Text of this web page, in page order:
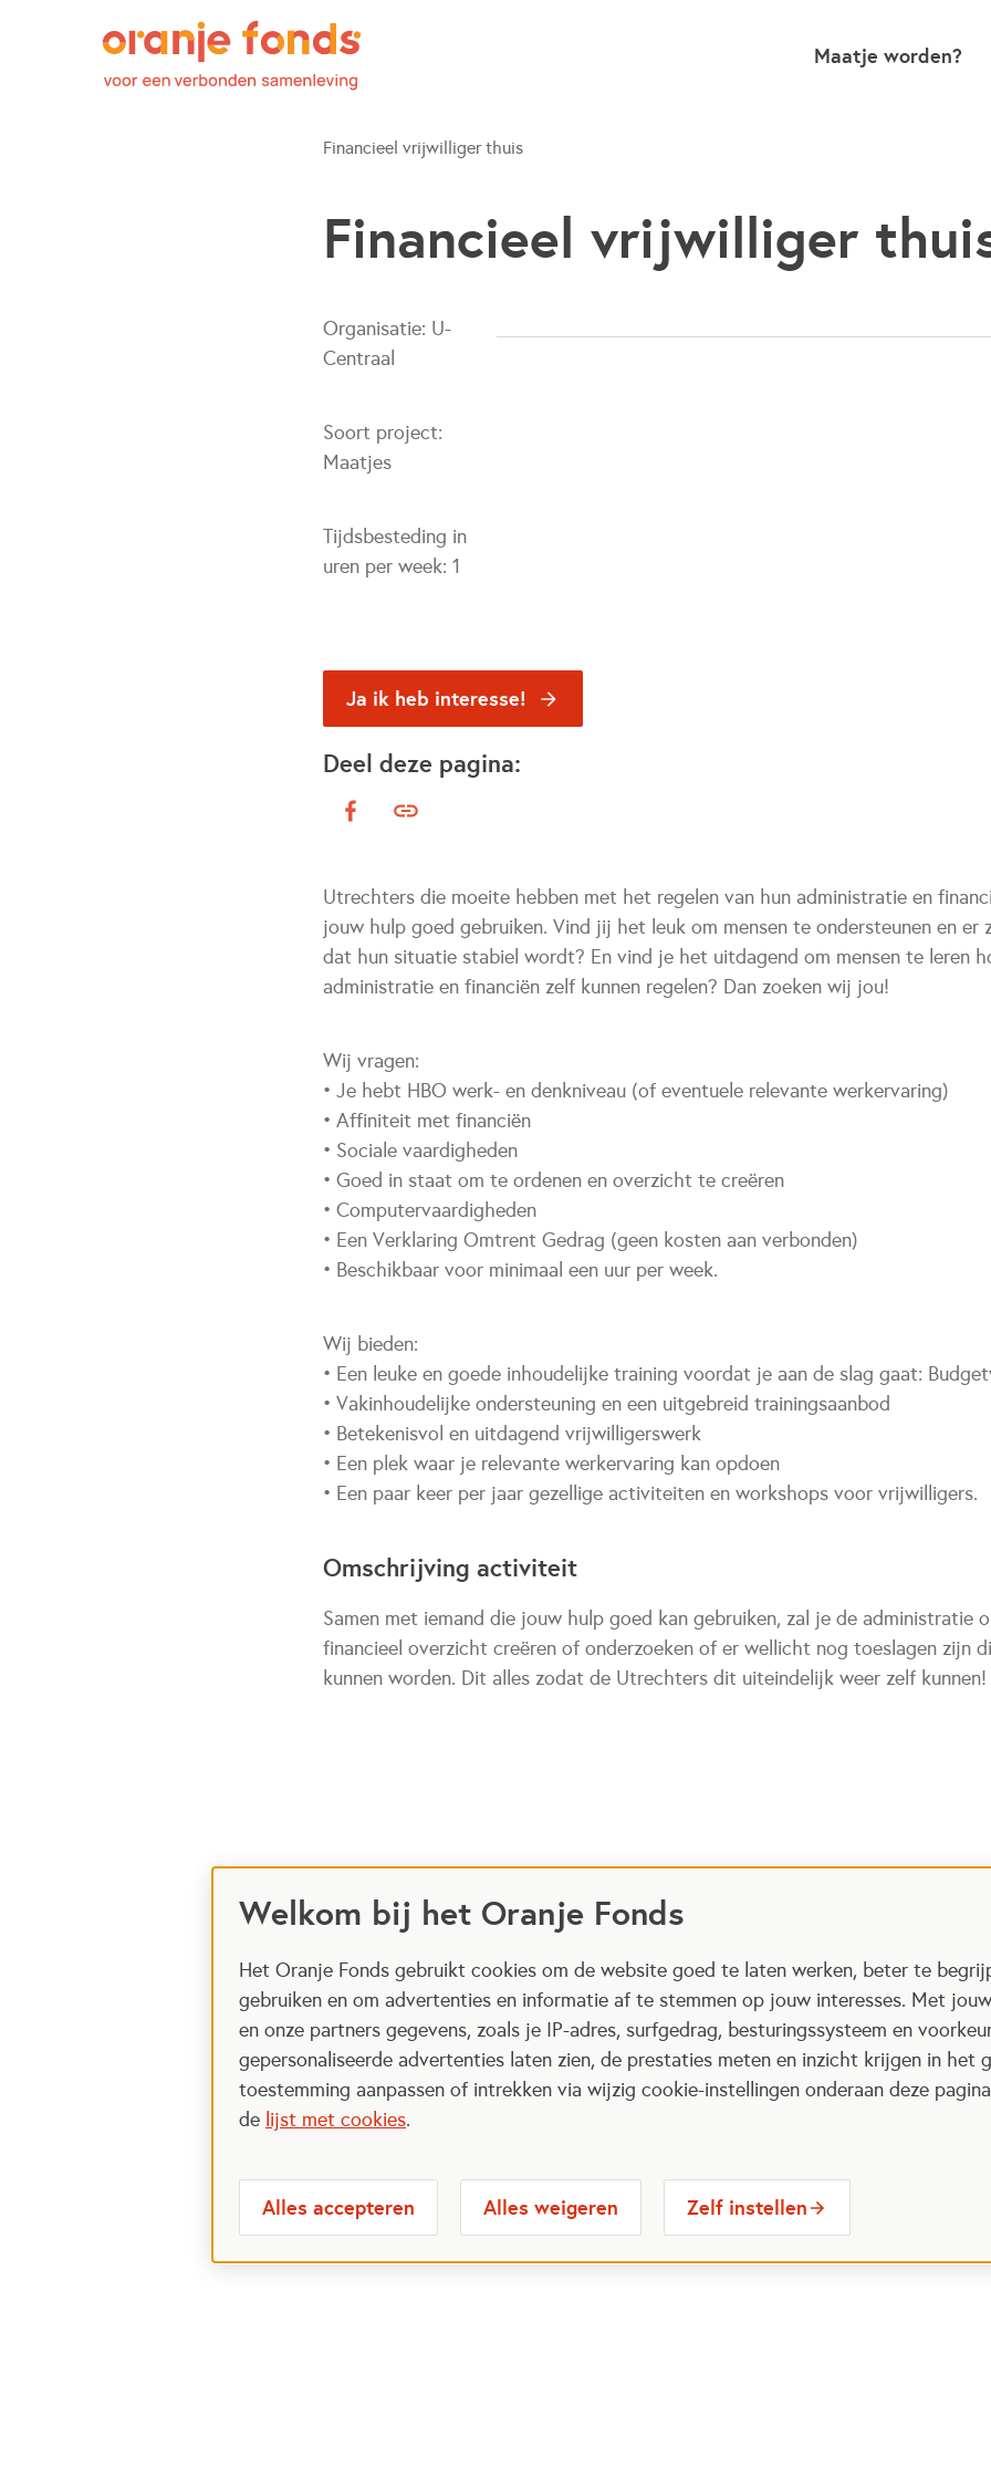
Welkom bij het Oranje Fonds
Het Oranje Fonds gebruikt cookies om de website goed te laten werken, beter te
gebruiken en om advertenties en informatie af te stemmen op jouw interesses. Met
en onze partners gegevens, zoals je IP-adres, surfgedrag, besturingssysteem en
gepersonaliseerde advertenties laten zien, de prestaties meten en inzicht krijgen in het
toestemming aanpassen of intrekken via wijzig cookie-instellingen onderaan deze
de lijst met cookies.
Alles accepteren Alles weigeren Zelf instellen
Maatje worden?
Financieel vrijwilliger thuis
Financieel vrijwilliger
Organisatie: U-
Centraal
Soort project:
Maatjes
Tijdsbesteding in
uren per week: 1
Ja ik heb interesse!
Deel deze pagina:
Utrechters die moeite hebben met het regelen van hun administratie en
jouw hulp goed gebruiken. Vind jij het leuk om mensen te ondersteunen en er
dat hun situatie stabiel wordt? En vind je het uitdagend om mensen te leren
administratie en financiën zelf kunnen regelen? Dan zoeken wij jou!
Wij vragen:
• Je hebt HBO werk- en denkniveau (of eventuele relevante werkervaring)
• Affiniteit met financiën
• Sociale vaardigheden
• Goed in staat om te ordenen en overzicht te creëren
• Computervaardigheden
• Een Verklaring Omtrent Gedrag (geen kosten aan verbonden)
• Beschikbaar voor minimaal een uur per week.
Wij bieden:
• Een leuke en goede inhoudelijke training voordat je aan de slag gaat:
• Vakinhoudelijke ondersteuning en een uitgebreid trainingsaanbod
• Betekenisvol en uitdagend vrijwilligerswerk
• Een plek waar je relevante werkervaring kan opdoen
• Een paar keer per jaar gezellige activiteiten en workshops voor vrijwilligers.
Omschrijving activiteit
Samen met iemand die jouw hulp goed kan gebruiken, zal je de administratie
financieel overzicht creëren of onderzoeken of er wellicht nog toeslagen zijn
kunnen worden. Dit alles zodat de Utrechters dit uiteindelijk weer zelf kunnen!